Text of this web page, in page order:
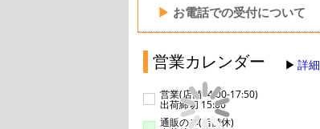
▶ お電話での受付について
営業カレンダー 詳細
営業(店舗14:00-17:50)
出荷締切 15:00
通販のみ(店舗休)